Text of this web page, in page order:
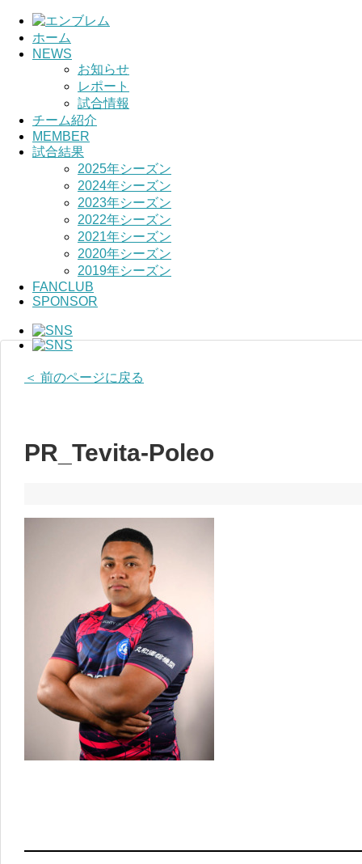
ホーム
NEWS
お知らせ
レポート
試合情報
チーム紹介
MEMBER
試合結果
2025年シーズン
2024年シーズン
2023年シーズン
2022年シーズン
2021年シーズン
2020年シーズン
2019年シーズン
FANCLUB
SPONSOR
＜ 前のページに戻る
PR_Tevita-Poleo